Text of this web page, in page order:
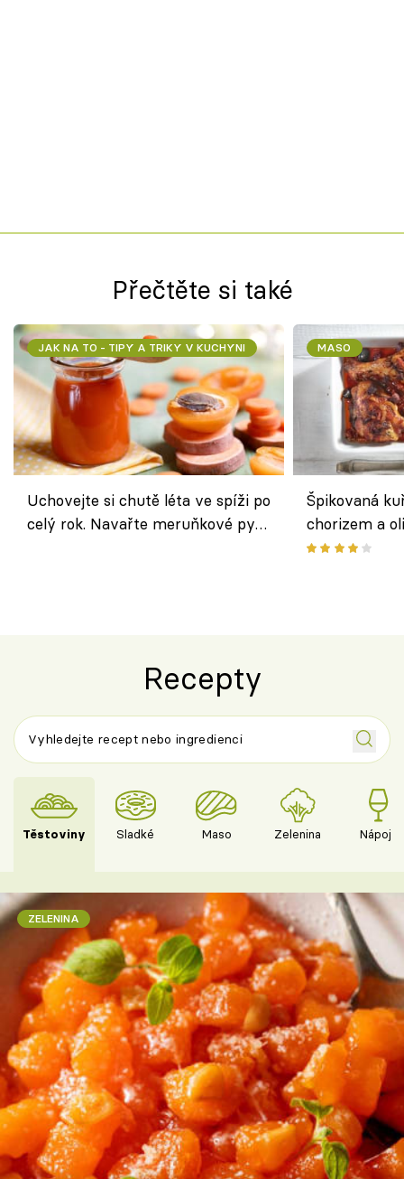
Přečtěte si také
JAK NA TO - TIPY A TRIKY V KUCHYNI
Uchovejte si chutě léta ve spíži po
celý rok. Navařte meruňkové pyré
MASO
Špikovaná
chorizem a
letní
Recepty
Těstoviny Sladké Maso Zelenina Nápoje
ZELENINA